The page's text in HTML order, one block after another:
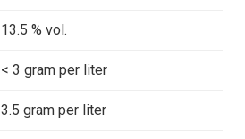
13.5 % vol.
< 3 gram per liter
3.5 gram per liter